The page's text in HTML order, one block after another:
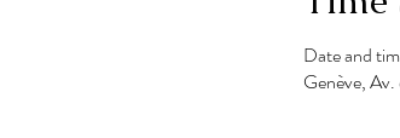
Date and
Genève,